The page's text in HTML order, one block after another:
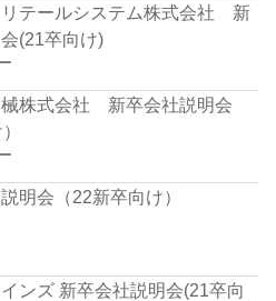
テールシステム株式会社 新
(21卒向け)
株式会社 新卒会社説明会
明会（22新卒向け）
ンズ 新卒会社説明会(21卒向